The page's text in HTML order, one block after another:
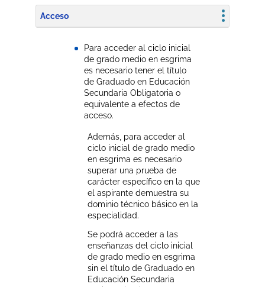
Acceso
Para acceder al ciclo inicial
de grado medio en esgrima
es necesario tener el título
de Graduado en Educación
Secundaria Obligatoria o
equivalente a efectos de
acceso.
Además, para acceder al
ciclo inicial de grado medio
en esgrima es necesario
superar una prueba de
carácter específico en la que
el aspirante demuestra su
dominio técnico básico en la
especialidad.
Se podrá acceder a las
enseñanzas del ciclo inicial
de grado medio en esgrima
sin el título de Graduado en
Educación Secundaria